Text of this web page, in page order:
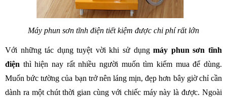
Máy phun sơn tĩnh điện tiết kiệm được chi phí rất lớn
Với những tác dụng tuyệt vời khi sử dụng máy phun sơn tĩnh
điện thì hiện nay rất nhiều người muốn tìm kiếm mua để dùng.
Muốn bức tường của bạn trở nên láng mịn, đẹp hơn bây giờ chỉ cần
dành ra một chút thời gian cùng với chiếc máy này là được. Ngoài